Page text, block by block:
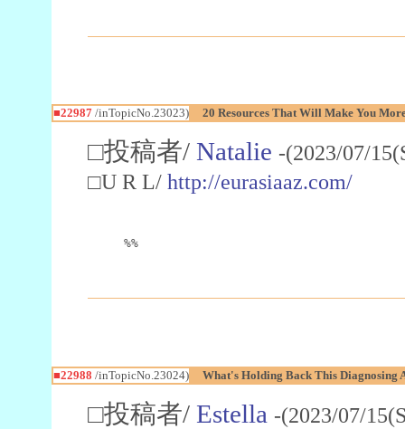
■22987/inTopicNo.23023) 20 Resources That Will Make You
□投稿者/ Natalie -(2023/07/
□U R L/ http://eurasiaaz.com/
%%
■22988 /inTopicNo.23024) What's Holding Back This Diagnosing
□投稿者/ Estella -(2023/07/